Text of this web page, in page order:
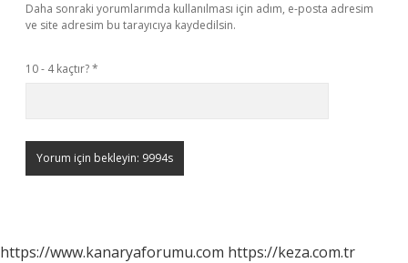
Daha sonraki yorumlarımda kullanılması için adım, e-posta adresim
ve site adresim bu tarayıcıya kaydedilsin.
10 - 4 kaçtır?*
https://www.kanaryaforumu.com https://keza.com.tr